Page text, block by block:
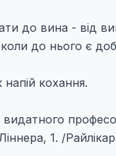
до вина - від
до нього є
напій кохання.
1. /